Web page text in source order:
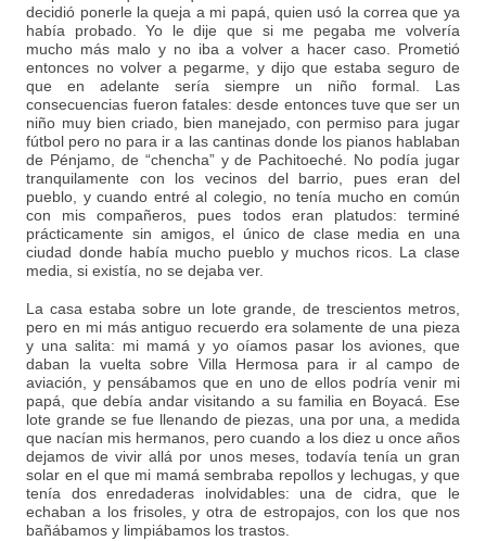
decidió ponerle la queja a mi papá, quien usó la correa que ya
había probado. Yo le dije que si me pegaba me volvería
mucho más malo y no iba a volver a hacer caso. Prometió
entonces no volver a pegarme, y dijo que estaba seguro de
que en adelante sería siempre un niño formal. Las
consecuencias fueron fatales: desde entonces tuve que ser un
niño muy bien criado, bien manejado, con permiso para jugar
fútbol pero no para ir a las cantinas donde los pianos hablaban
de Pénjamo, de “chencha” y de Pachitoeché. No podía jugar
tranquilamente con los vecinos del barrio, pues eran del
pueblo, y cuando entré al colegio, no tenía mucho en común
con mis compañeros, pues todos eran platudos: terminé
prácticamente sin amigos, el único de clase media en una
ciudad donde había mucho pueblo y muchos ricos. La clase
media, si existía, no se dejaba ver.
La casa estaba sobre un lote grande, de trescientos metros,
pero en mi más antiguo recuerdo era solamente de una pieza
y una salita: mi mamá y yo oíamos pasar los aviones, que
daban la vuelta sobre Villa Hermosa para ir al campo de
aviación, y pensábamos que en uno de ellos podría venir mi
papá, que debía andar visitando a su familia en Boyacá. Ese
lote grande se fue llenando de piezas, una por una, a medida
que nacían mis hermanos, pero cuando a los diez u once años
dejamos de vivir allá por unos meses, todavía tenía un gran
solar en el que mi mamá sembraba repollos y lechugas, y que
tenía dos enredaderas inolvidables: una de cidra, que le
echaban a los frisoles, y otra de estropajos, con los que nos
bañábamos y limpiábamos los trastos.